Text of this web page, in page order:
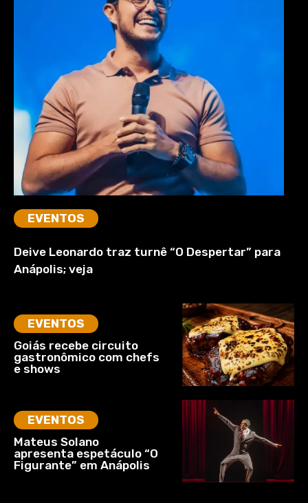
EVENTOS
Deive Leonardo traz turnê “O Despertar” para
Anápolis; veja
EVENTOS
Goiás recebe circuito
gastronômico com chefs
e shows
EVENTOS
Mateus Solano
apresenta espetáculo “O
Figurante” em Anápolis